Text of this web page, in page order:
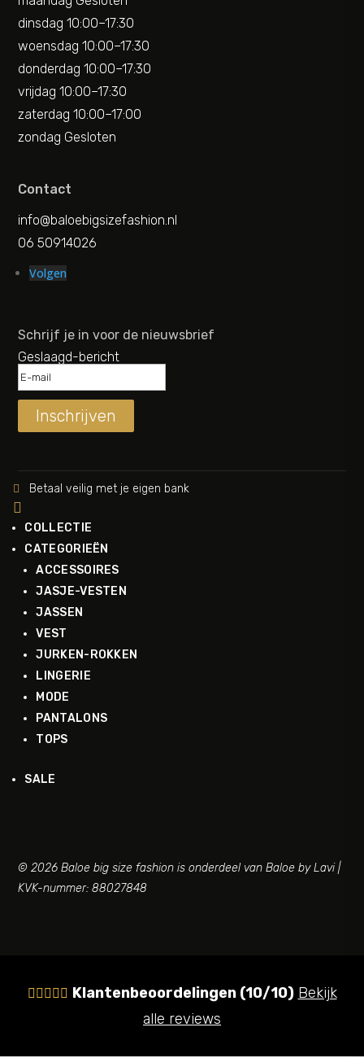
dinsdag 10:00–17:30
woensdag 10:00–17:30
donderdag 10:00–17:30
vrijdag 10:00–17:30
zaterdag 10:00–17:00
zondag Gesloten
Contact
info@baloebigsizefashion.nl
06 50914026
Volgen
Schrijf je in voor de nieuwsbrief
Geslaagd-bericht
Inschrijven
 Betaal veilig met je eigen bank

COLLECTIE
CATEGORIEËN
ACCESSOIRES
JASJE-VESTEN
JASSEN
VEST
JURKEN-ROKKEN
LINGERIE
MODE
PANTALONS
TOPS
SALE
© 2026 Baloe big size fashion is onderdeel van Baloe by Lavi |
KVK-nummer: 88027848
     Klantenbeoordelingen (10/10) Bekijk
alle reviews